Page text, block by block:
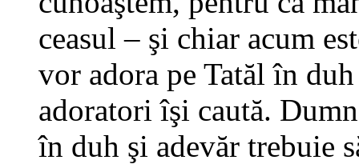
ceasul – şi chiar acum
vor adora pe Tatăl în
adoratori îşi caută.
în duh şi adevăr trebuie